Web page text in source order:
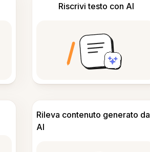
Riscrivi testo con AI
Rileva contenuto generato da
AI